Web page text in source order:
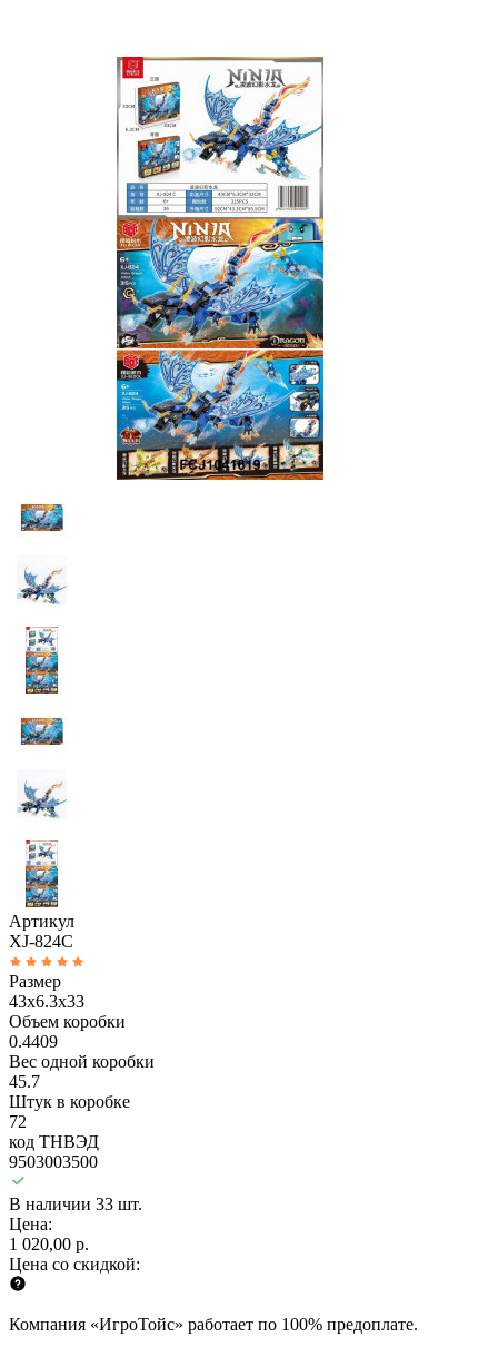
Артикул
XJ-824C
Размер
43x6.3x33
Объем коробки
0.4409
Вес одной коробки
45.7
Штук в коробке
72
код ТНВЭД
9503003500
В наличии 33 шт.
Цена:
1 020,00 р.
Цена со скидкой:
Компания «ИгроТойс» работает по 100% предоплате.